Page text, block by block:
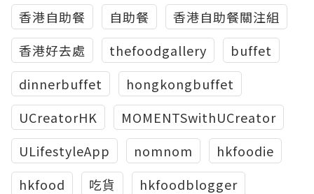
香港自助餐
自助餐
香港自助餐關注組
香港好去處
thefoodgallery
buffet
dinnerbuffet
hongkongbuffet
UCreatorHK
MOMENTSwithUCreator
ULifestyleApp
nomnom
hkfoodie
hkfood
吃貨
hkfoodblogger